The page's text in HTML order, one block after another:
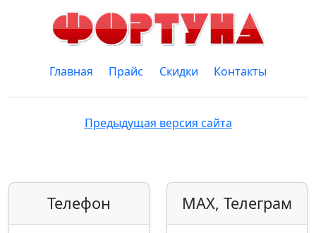
Главная Прайс Скидки Контакты
Предыдущая версия сайта
Телефон MAX, Телеграм